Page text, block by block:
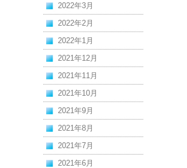
2022年3月
2022年2月
2022年1月
2021年12月
2021年11月
2021年10月
2021年9月
2021年8月
2021年7月
2021年6月